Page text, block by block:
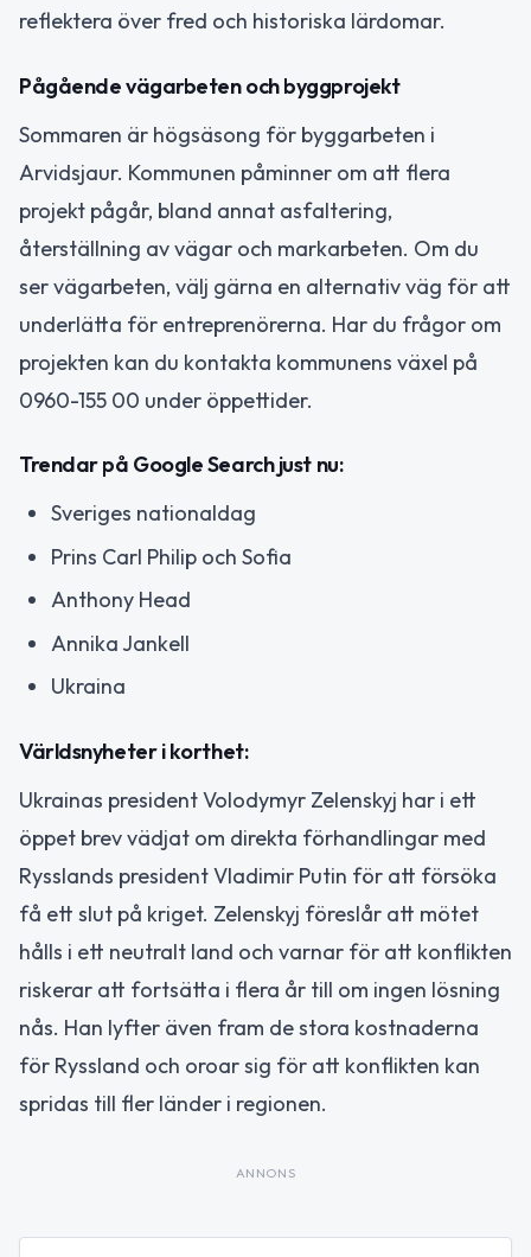
reflektera över fred och historiska lärdomar.
Pågående vägarbeten och byggprojekt
Sommaren är högsäsong för byggarbeten i
Arvidsjaur. Kommunen påminner om att flera
projekt pågår, bland annat asfaltering,
återställning av vägar och markarbeten. Om du
ser vägarbeten, välj gärna en alternativ väg för att
underlätta för entreprenörerna. Har du frågor om
projekten kan du kontakta kommunens växel på
0960-155 00 under öppettider.
Trendar på Google Search just nu:
Sveriges nationaldag
Prins Carl Philip och Sofia
Anthony Head
Annika Jankell
Ukraina
Världsnyheter i korthet:
Ukrainas president Volodymyr Zelenskyj har i ett
öppet brev vädjat om direkta förhandlingar med
Rysslands president Vladimir Putin för att försöka
få ett slut på kriget. Zelenskyj föreslår att mötet
hålls i ett neutralt land och varnar för att konflikten
riskerar att fortsätta i flera år till om ingen lösning
nås. Han lyfter även fram de stora kostnaderna
för Ryssland och oroar sig för att konflikten kan
spridas till fler länder i regionen.
ANNONS